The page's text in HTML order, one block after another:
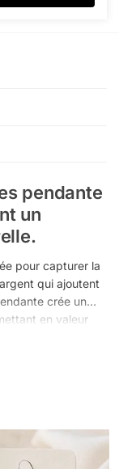
pendante
un
pour capturer la
qui ajoutent
crée un
en valeur
ou pour
d’oreilles se